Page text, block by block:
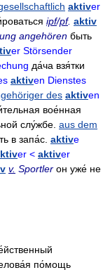
aktiver
ipf/pf. aktiv
angehören быть
er Störsender
да́ча взя́тки
aktiven Dienstes
des aktiven
вое́нная
слу́жбе aus dem
в запа́с aktive
er < aktiver
v. Sportler он уже́ не
по́мощь